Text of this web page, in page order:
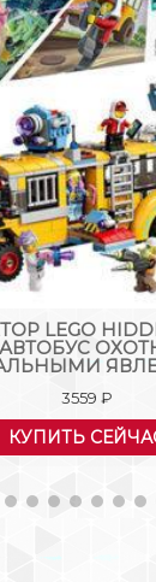
LEGO
3559 ₽
КУПИТЬ